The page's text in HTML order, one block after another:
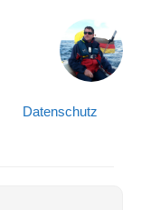
Datenschutz